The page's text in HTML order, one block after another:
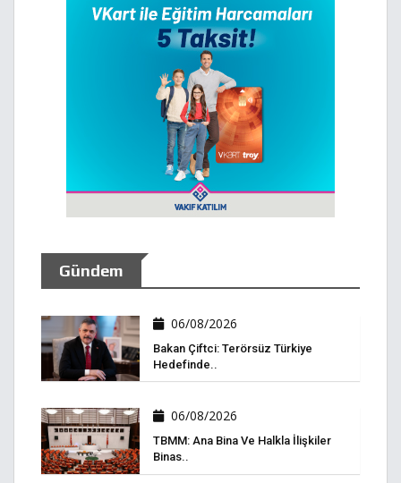
Gündem
06/08/2026
Bakan Çiftci: Terörsüz Türkiye
Hedefinde..
06/08/2026
TBMM: Ana Bina Ve Halkla İlişkiler
Binas..